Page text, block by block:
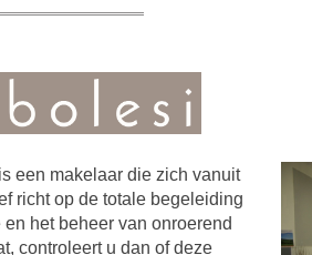
een makelaar die zich vanuit
richt op de totale begeleiding
het beheer van onroerend
controleert u dan of deze